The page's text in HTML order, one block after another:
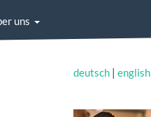
uns
deutsch | english